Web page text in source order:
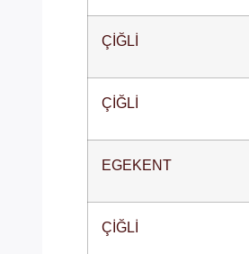
ÇİĞLİ
ÇİĞLİ
EGEKENT
ÇİĞLİ